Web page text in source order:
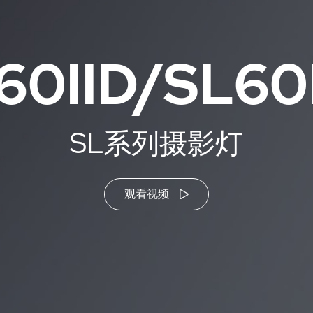
SL系列摄影灯
观看视频